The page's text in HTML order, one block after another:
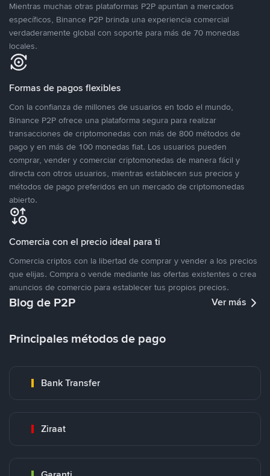
Mientras muchas otras plataformas P2P apuntan a mercados
específicos, Binance P2P brinda una experiencia comercial
verdaderamente global con soporte para más de 70 monedas
locales.
Formas de pagos flexibles
Con la confianza de millones de usuarios en todo el mundo,
Binance P2P ofrece una plataforma segura para realizar
transacciones de criptomonedas con más de 800 métodos de
pago y en más de 100 monedas fiat. Los usuarios pueden
comprar, vender y comerciar criptomonedas de manera fácil y
directa con otros usuarios, mientras establecen sus precios y
métodos de pago preferidos en un mercado de criptomonedas
abierto.
Comercia con el precio ideal para ti
Comercia criptos con la libertad de comprar y vender a los precios
que elijas. Compra o vende mediante las ofertas existentes o crea
anuncios de comercio para establecer tus propios precios.
Blog de P2P Ver más
Principales métodos de pago
Bank Transfer
Ziraat